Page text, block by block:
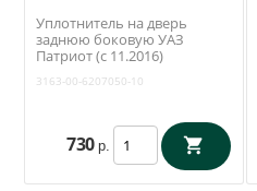
Уплотнитель на дверь
заднюю боковую УАЗ
Патриот (с 11.2016)
Екатеринбург) 3163-00-
3163-00-6207050-10
730 р.